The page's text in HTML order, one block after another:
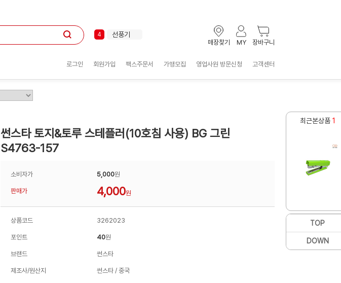
4 선풍기
7 형광펜
매장찾기 MY 장바구니
로그인 회원가입 팩스주문서 가맹모집 영업사원 방문신청 고객센터
썬스타 토지&토루 스테플러(10호침 사용) BG 그린
S4763-157
소비자가 5,000원
판매가 4,000원
상품코드 3262023
포인트 40원
브랜드 썬스타
제조사/원산지 썬스타 / 중국
최근본상품 1
TOP
DOWN